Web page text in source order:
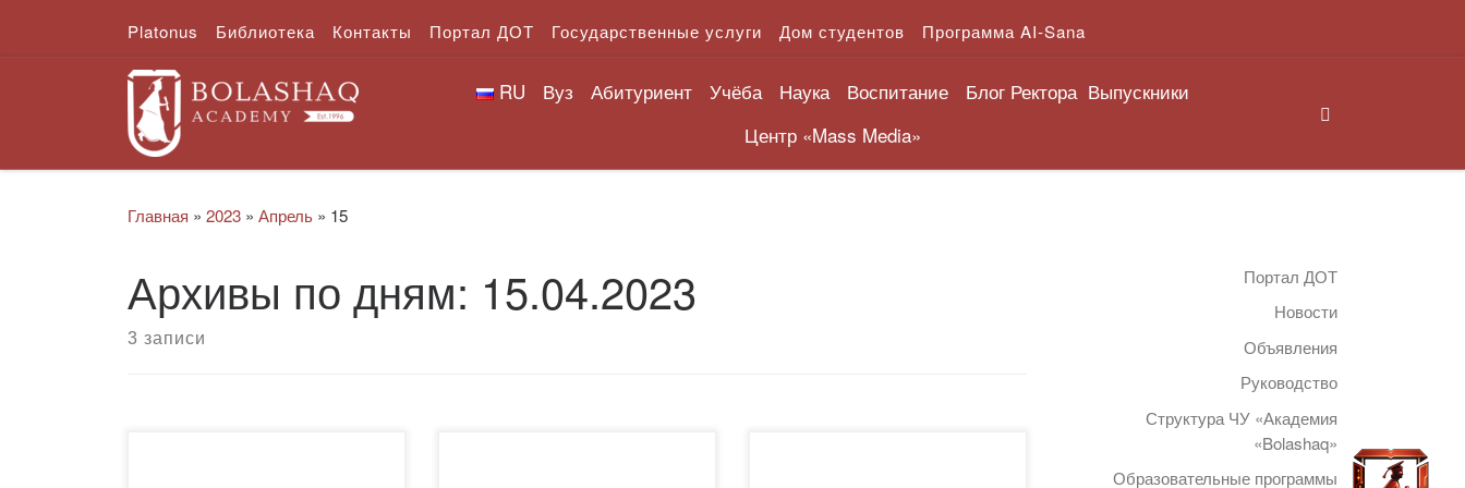
Перейти к содержимому
Platonus Библиотека Контакты Портал ДОТ Государственные услуги Дом студентов Программа AI-Sana
RU Вуз Абитуриент Учёба Наука Воспитание Блог Ректора Выпускники
Центр «Mass Media»
Главная » 2023 » Апрель » 15
Архивы по дням: 15.04.2023
3 записи
Портал ДОТ
Новости
Объявления
Руководство
Структура ЧУ «Академия
«Bolashaq»
Образовательные программы